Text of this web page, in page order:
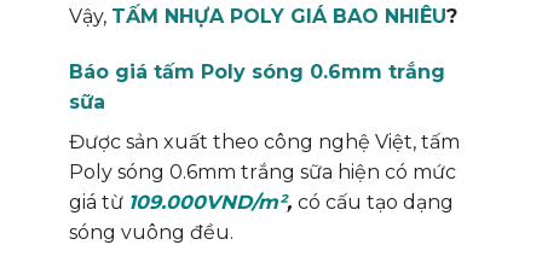
Vậy, TẤM NHỰA POLY GIÁ BAO NHIÊU?
Báo giá tấm Poly sóng 0.6mm trắng
sữa
Được sản xuất theo công nghệ Việt, tấm
Poly sóng 0.6mm trắng sữa hiện có mức
giá từ 109.000VND/m², có cấu tạo dạng
sóng vuông đều.